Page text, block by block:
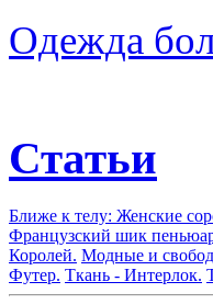
Одежда
Статьи
Ближе к телу: Женские
Французский шик
Королей. Модные и
Футер. Ткань - Интерлок.